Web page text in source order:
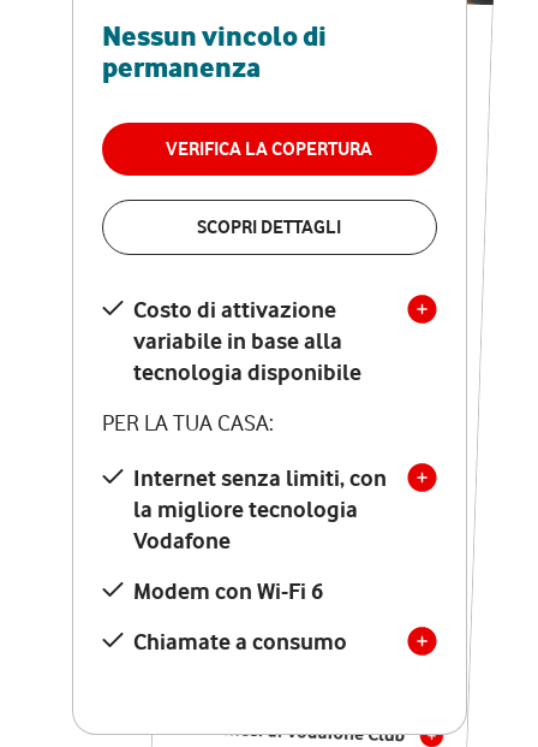
Nessun vincolo di
permanenza
VERIFICA LA COPERTURA
SCOPRI DETTAGLI
Costo di attivazione
variabile in base alla
tecnologia disponibile
PER LA TUA CASA:
Internet senza limiti, con
la migliore tecnologia
Vodafone
Modem con Wi-Fi 6
Chiamate a consumo
RETE FISSA + VODAFONE CLUB
29,95€
permanenza
VERIFICA LA COPERTURA
Costo di attivazione
variabile in base alla
tecnologia disponibile
PER LA TUA CASA:
Internet senza limiti, con
la migliore tecnologia
Vodafone
Modem Seven con Wi-Fi 7
Chiamate illimitate verso
numeri fissi e mobili
nazionali
12 mesi di Vodafone Club
con sconti ed esperienze
esclusive, poi si disattiva